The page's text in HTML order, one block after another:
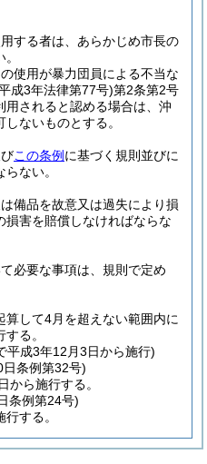
する者は、あらかじめ市長の
使用が暴力団員による不当な
成3年法律第77号)第2条第2号
用されると認める場合は、沖
ないものとする。
この条例 に基づく規則並びに
ない。
備品を故意又は過失により損
害を賠償しなければならな
必要な事項は、規則で定め
算して4月を超えない範囲内に
る。
平成3年12月3日から施行)
日条例第32号)
から施行する。
条例第24号)
する。